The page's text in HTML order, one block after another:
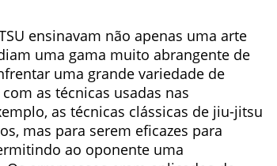
ensinavam não apenas uma arte
uma gama muito abrangente de
uma grande variedade de
as técnicas usadas nas
as técnicas clássicas de jiu-jitsu
mas para serem eficazes para
ao oponente uma